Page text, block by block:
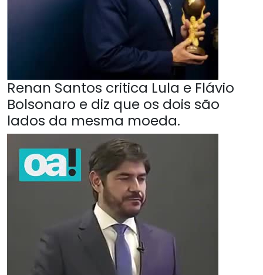
Renan Santos critica Lula e Flávio
Bolsonaro e diz que os dois são
lados da mesma moeda.